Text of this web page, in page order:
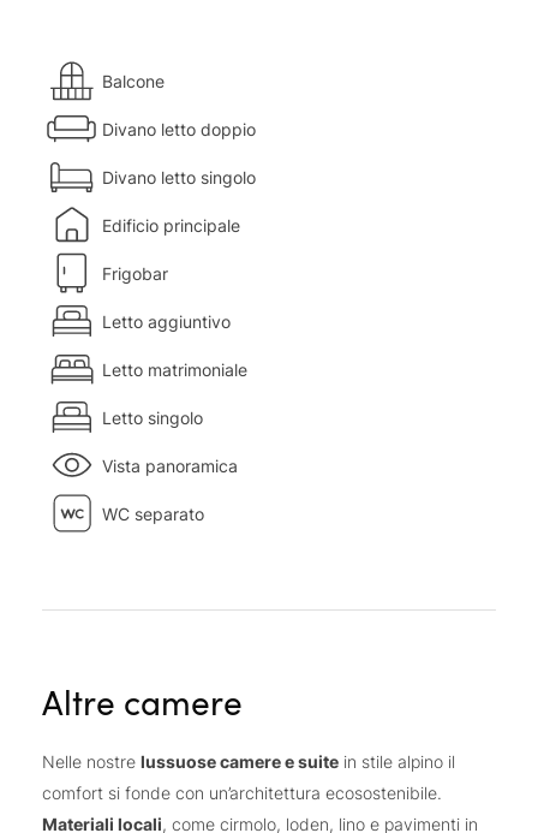
Balcone
Divano letto doppio
Divano letto singolo
Edificio principale
Frigobar
Letto aggiuntivo
Letto matrimoniale
Letto singolo
Vista panoramica
WC separato
Altre camere
Nelle nostre lussuose camere e suite in stile alpino il
comfort si fonde con un’architettura ecosostenibile.
Materiali locali, come cirmolo, loden, lino e pavimenti in